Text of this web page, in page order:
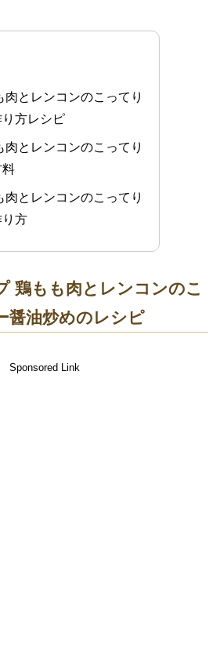
肉とレンコンのこってり
方レシピ
肉とレンコンのこってり
料
肉とレンコンのこってり
方
鶏もも肉とレンコンのこ
醤油炒めのレシピ
Sponsored Link